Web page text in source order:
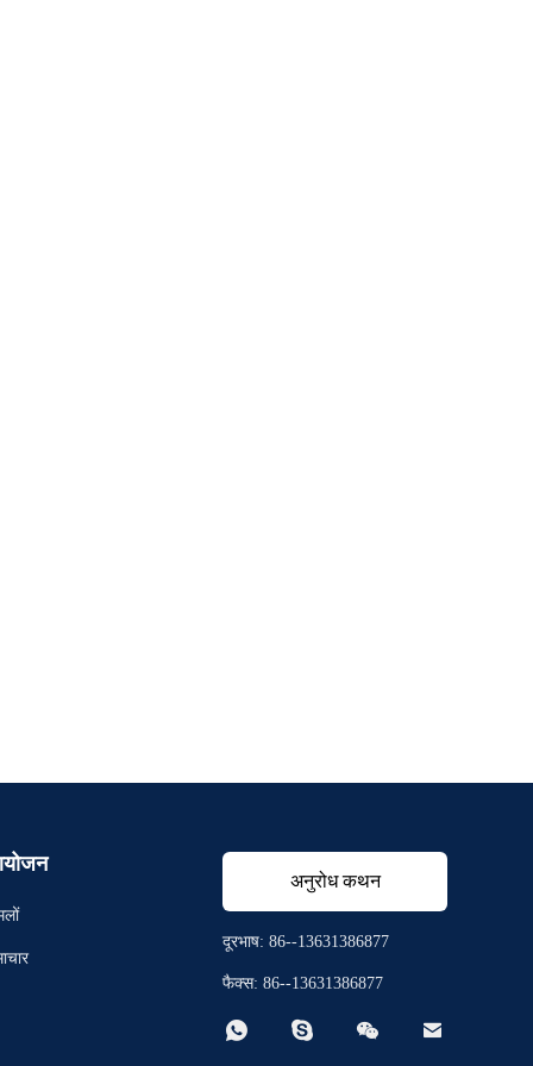
अनुरोध कथन
दूरभाष: 86--13631386877
फैक्स: 86--13631386877
   